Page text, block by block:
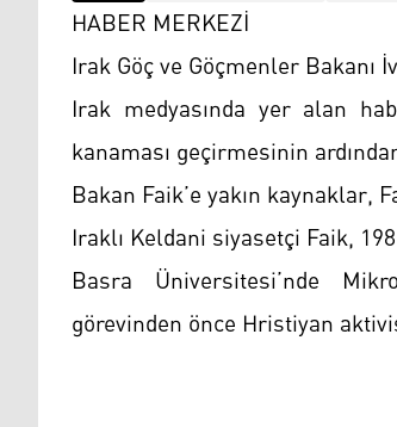
HABER MERKEZİ
Irak Göç ve Göçmenler Bakanı
Irak medyasında yer alan
kanaması geçirmesinin
Bakan Faik’e yakın
Iraklı Keldani siyasetçi Faik,
Basra Üniversitesi’nde
görevinden önce Hristiyan